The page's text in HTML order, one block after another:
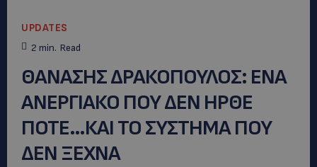
UPDATES
2 min. Read
ΘΑΝΑΣΗΣ ΔΡΑΚΟΠΟΥΛΟΣ: EΝΑ
ΑΝΕΡΓΙΑΚΟ ΠΟΥ ΔΕΝ ΗΡΘΕ
ΠΟΤΕ…ΚΑΙ ΤΟ ΣΥΣΤΗΜΑ ΠΟΥ
ΔΕΝ ΞΕΧΝΑ